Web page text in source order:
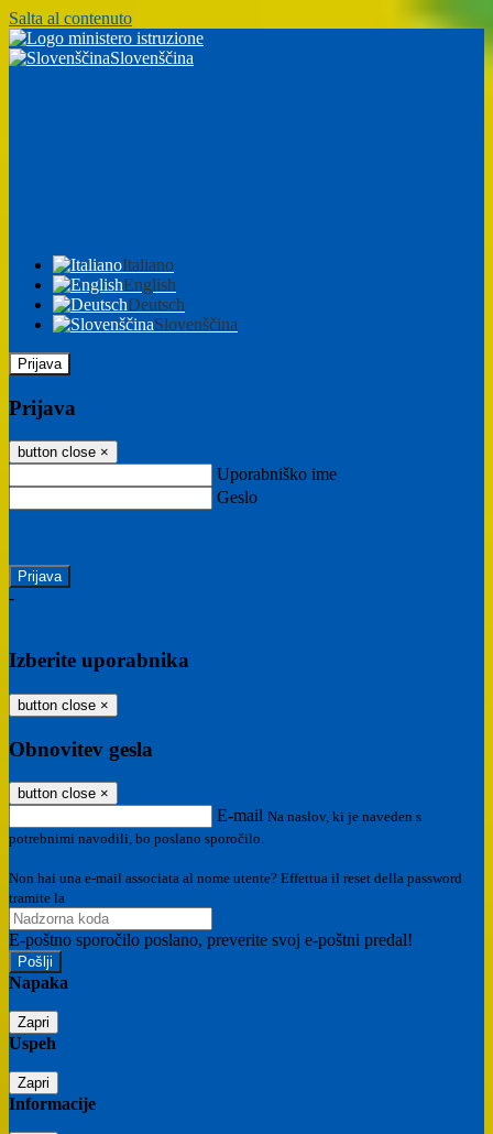
Salta al contenuto
Slovenščina
Italiano
English
Deutsch
Slovenščina
Prijava
Prijava
button close ×
Uporabniško ime
Geslo
-
Izberite uporabnika
button close ×
Obnovitev gesla
button close ×
E-mail Na naslov, ki je naveden s
potrebnimi navodili, bo poslano sporočilo.
Non hai una e-mail associata al nome utente? Effettua il reset della password
tramite la
E-poštno sporočilo poslano, preverite svoj e-poštni predal!
Napaka
Zapri
Uspeh
Zapri
Informacije